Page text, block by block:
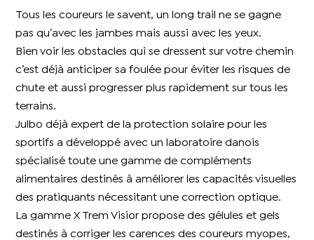
Tous les coureurs le savent, un long trail ne se gagne
pas qu’avec les jambes mais aussi avec les yeux.
Bien voir les obstacles qui se dressent sur votre chemin
c’est déjà anticiper sa foulée pour éviter les risques de
chute et aussi progresser plus rapidement sur tous les
terrains.
Julbo déjà expert de la protection solaire pour les
sportifs a développé avec un laboratoire danois
spécialisé toute une gamme de compléments
alimentaires destinés à améliorer les capacités visuelles
des pratiquants nécessitant une correction optique.
La gamme X Trem Visior propose des gélules et gels
destinés à corriger les carences des coureurs myopes,